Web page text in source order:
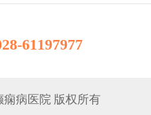
61197977
病医院 版权所有